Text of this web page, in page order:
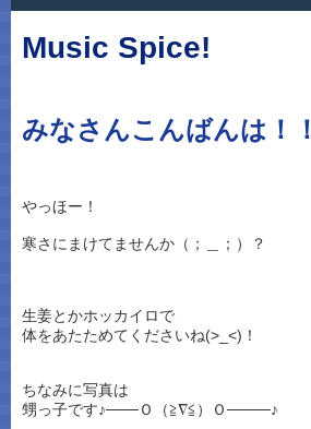
Music Spice!
みなさんこんばんは！！
やっほー！
寒さにまけてませんか（；＿；）？
生姜とかホッカイロで
体をあたためてくださいね(>_<)！
ちなみに写真は
甥っ子です♪───Ｏ（≧∇≦）Ｏ────♪